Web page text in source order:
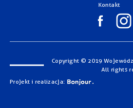
Kontakt
Copyright © 2019
All rights
Projekt i realizacja: